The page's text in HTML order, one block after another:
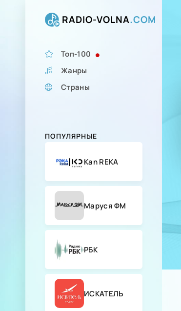
RADIO-VOLNA.COM
Топ-100
Жанры
Страны
ПОПУЛЯРНЫЕ
Kan REKA
Маруся ФМ
РБК
ИСКАТЕЛЬ